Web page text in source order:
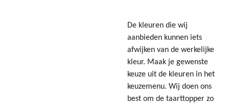
De kleuren die wij
aanbieden kunnen iets
afwijken van de werkelijke
kleur. Maak je gewenste
keuze uit de kleuren in het
keuzemenu. Wij doen ons
best om de taarttopper zo